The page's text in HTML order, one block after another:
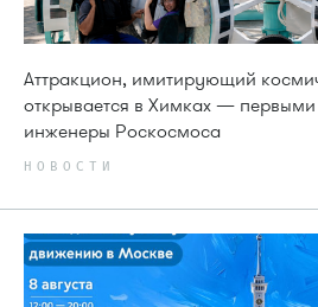
Аттракцион, имитирующий
открывается в Химках —
инженеры Роскосмоса
НОВОСТИ